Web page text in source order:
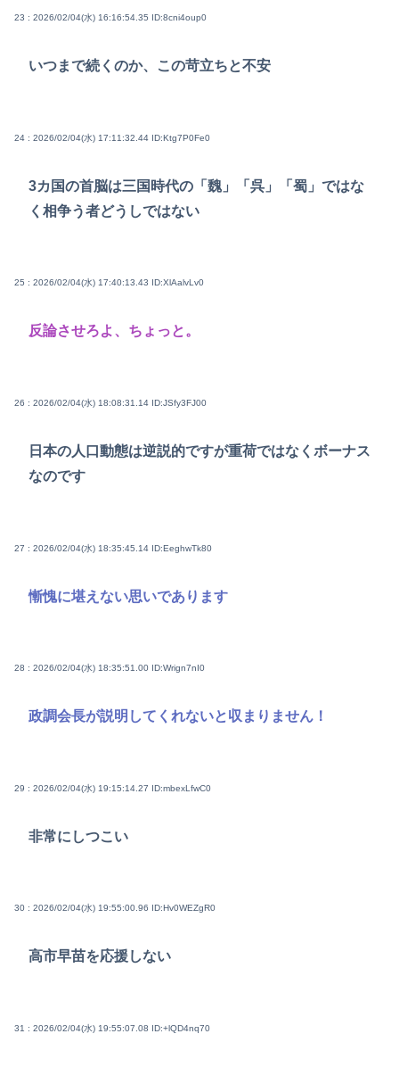
23 : 2026/02/04(水) 16:16:54.35 ID:8cni4oup0
いつまで続くのか、この苛立ちと不安
24 : 2026/02/04(水) 17:11:32.44 ID:Ktg7P0Fe0
3カ国の首脳は三国時代の「魏」「呉」「蜀」ではな
く相争う者どうしではない
25 : 2026/02/04(水) 17:40:13.43 ID:XlAalvLv0
反論させろよ、ちょっと。
26 : 2026/02/04(水) 18:08:31.14 ID:JSfy3FJ00
日本の人口動態は逆説的ですが重荷ではなくボーナス
なのです
27 : 2026/02/04(水) 18:35:45.14 ID:EeghwTk80
慚愧に堪えない思いであります
28 : 2026/02/04(水) 18:35:51.00 ID:Wrign7nI0
政調会長が説明してくれないと収まりません！
29 : 2026/02/04(水) 19:15:14.27 ID:mbexLfwC0
非常にしつこい
30 : 2026/02/04(水) 19:55:00.96 ID:Hv0WEZgR0
高市早苗を応援しない
31 : 2026/02/04(水) 19:55:07.08 ID:+lQD4nq70